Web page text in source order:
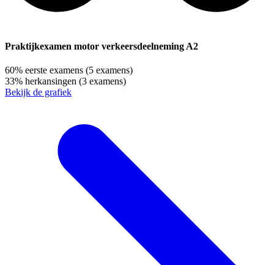
Praktijkexamen motor verkeersdeelneming A2
60% eerste examens (5 examens)
33% herkansingen (3 examens)
Bekijk de grafiek